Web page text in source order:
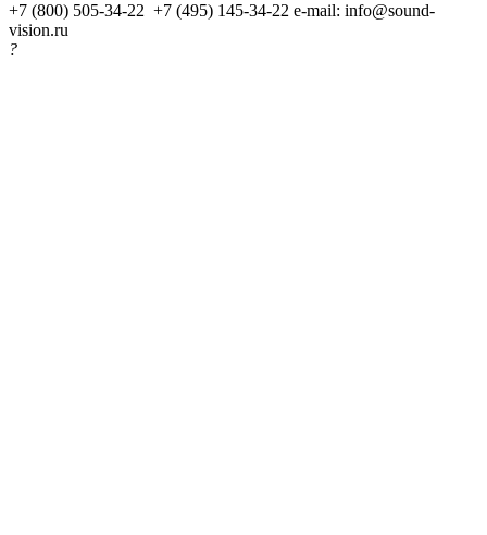
+7 (800) 505-34-22 +7 (495) 145-34-22 e-mail: info@sound-
vision.ru
?